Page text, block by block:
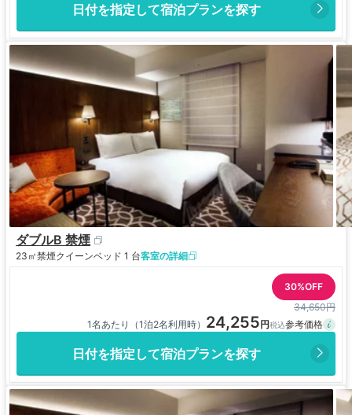
日付を指定して宿泊プランを探す
ダブルB 禁煙
23㎡禁煙クイーンベッド 1 台客室の詳細
30%OFF
34,650円
1名あたり（1泊2名利用時） 24,255
日付を指定して宿泊プランを探す